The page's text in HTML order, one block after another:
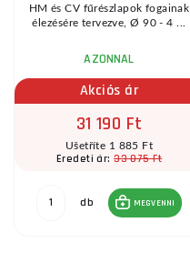
HM és CV fűrészlapok fogainak
élezésére tervezve, Ø 90 - 4 ...
AZONNAL
Akciós ár
31 190 Ft
Ušetříte 1 885 Ft
Eredeti ár:33 075 Ft
db MEGVENNI